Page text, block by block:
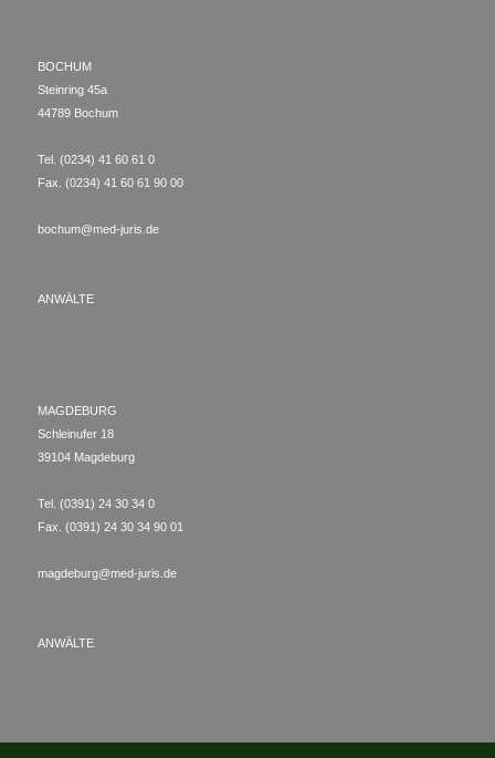
BOCHUM
Steinring 45a
44789 Bochum
Tel. (0234) 41 60 61 0
Fax. (0234) 41 60 61 90 00
bochum@med-juris.de
ANWÄLTE
MAGDEBURG
Schleinufer 18
39104 Magdeburg
Tel. (0391) 24 30 34 0
Fax. (0391) 24 30 34 90 01
magdeburg@med-juris.de
ANWÄLTE